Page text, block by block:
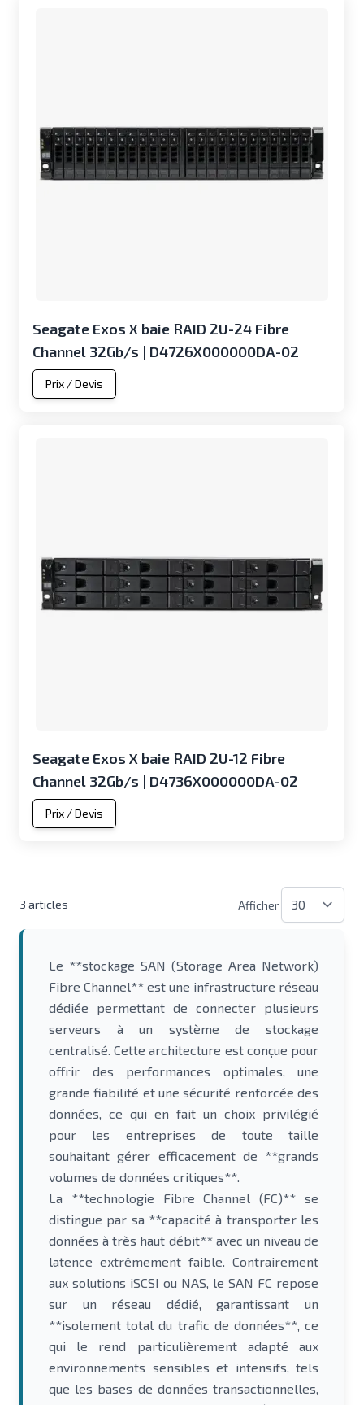
Seagate Exos X baie RAID 2U-24 Fibre
Channel 32Gb/s | D4726X000000DA-02
Prix / Devis
Seagate Exos X baie RAID 2U-12 Fibre
Channel 32Gb/s | D4736X000000DA-02
Prix / Devis
3 articles Afficher
Le **stockage SAN (Storage Area Network)
Fibre Channel** est une infrastructure réseau
dédiée permettant de connecter plusieurs
serveurs à un système de stockage
centralisé. Cette architecture est conçue pour
offrir des performances optimales, une
grande fiabilité et une sécurité renforcée des
données, ce qui en fait un choix privilégié
pour les entreprises de toute taille
souhaitant gérer efficacement de **grands
volumes de données critiques**.
La **technologie Fibre Channel (FC)** se
distingue par sa **capacité à transporter les
données à très haut débit** avec un niveau de
latence extrêmement faible. Contrairement
aux solutions iSCSI ou NAS, le SAN FC repose
sur un réseau dédié, garantissant un
**isolement total du trafic de données**, ce
qui le rend particulièrement adapté aux
environnements sensibles et intensifs, tels
que les bases de données transactionnelles,